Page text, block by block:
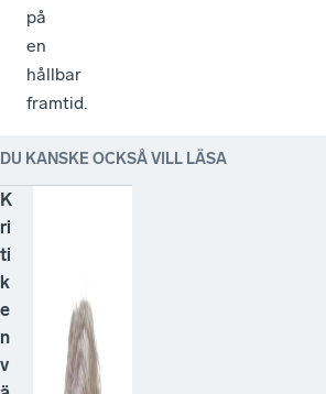
på
en
hållbar
framtid.
DU KANSKE OCKSÅ VILL LÄSA
K
ri
ti
k
e
n
v